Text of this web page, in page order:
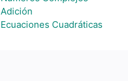
Adición
Ecuaciones Cuadráticas